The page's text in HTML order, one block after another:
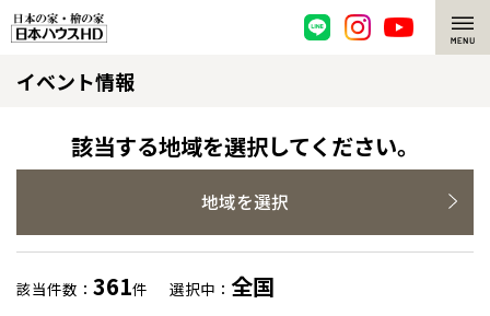
脱炭素・檜の家
環境にやさしい、脱炭素社会の住宅
耐震構造
高耐久住宅
選ばれる理由
檜の魅力 トップ
檜と日本人
注文住宅
イベント情報
該当する地域を選択してください。
地域を選択
該当件数： 361件 選択中： 全国